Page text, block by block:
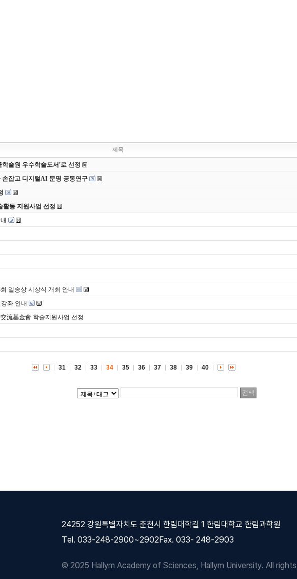
제목
술원 우수학술도서'로 선정
손잡고 디지털AI 문명 공동연구
활동 지원사업 선정
일송상 시상식 개최 안내
좌 안내
流基金會 학술지원사업 선정
31 32 33 34 35 36 37 38 39 40
24252 강원특별자치도 춘천시 한림대학길 1 한림대학교 한림과학원
Tel. 033-248-2900~2902Fax. 033- 248-2903
© 2025 Hallym Academy of Sciences, Hallym University. All